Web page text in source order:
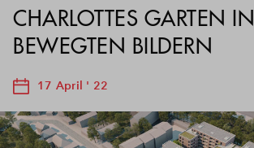
CHARLOTTES GARTEN IN
BEWEGTEN BILDERN
17 April ' 22